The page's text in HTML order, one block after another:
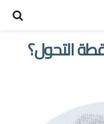
التحول؟